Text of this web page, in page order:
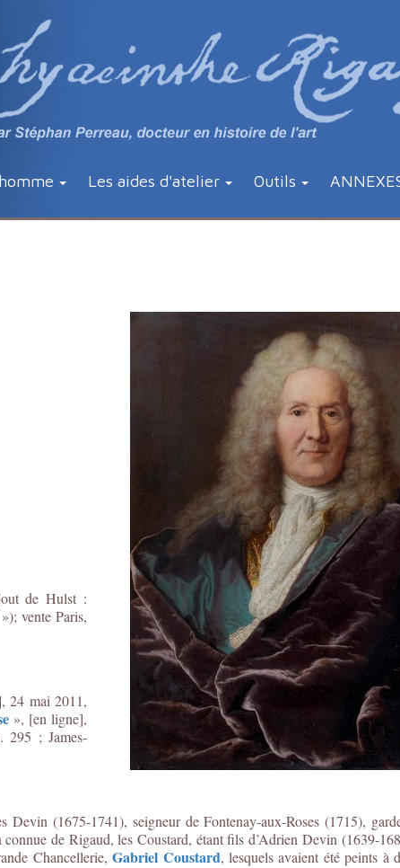
Les aides d'atelier Outils
de Hulst :
»); vente Paris,
24 mai 2011,
», [en ligne],
295 ; James-
(1675-1741), seigneur de Fontenay-aux-Roses (1715),
de Rigaud, les Coustard, étant fils d’Adrien Devin (1639-
Chancellerie,Gabriel Coustard, lesquels avaient été peints à